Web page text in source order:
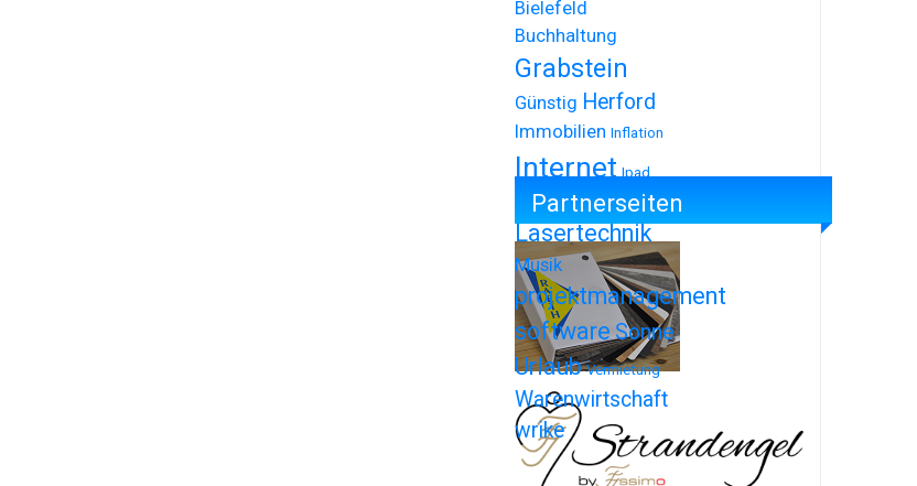
Bielefeld
Buchhaltung
Grabstein
Günstig Herford
Immobilien Inflation
Internet Ipad
Iphone
Lasertechnik
Musik
projektmanagement
softwareSonne
Urlaub Vermietung
Warenwirtschaft
wrike
Partnerseiten